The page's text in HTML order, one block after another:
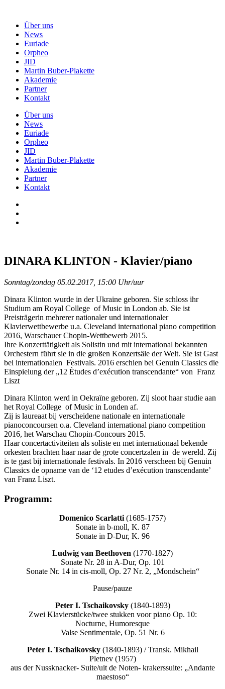
Über uns
News
Euriade
Orpheo
JID
Martin Buber-Plakette
Akademie
Partner
Kontakt
Über uns
News
Euriade
Orpheo
JID
Martin Buber-Plakette
Akademie
Partner
Kontakt
DINARA KLINTON - Klavier/piano
Sonntag/zondag 05.02.2017, 15:00 Uhr/uur
Dinara Klinton wurde in der Ukraine geboren. Sie schloss ihr
Studium am Royal College of Music in London ab. Sie ist
Preisträgerin mehrerer nationaler und internationaler
Klavierwettbewerbe u.a. Cleveland international piano competition
2016, Warschauer Chopin-Wettbewerb 2015.
Ihre Konzerttätigkeit als Solistin und mit international bekannten
Orchestern führt sie in die großen Konzertsäle der Welt. Sie ist Gast
bei internationalen Festivals. 2016 erschien bei Genuin Classics die
Einspielung der „12 Ètudes d’exécution transcendante“ von Franz
Liszt
Dinara Klinton werd in Oekraïne geboren. Zij sloot haar studie aan
het Royal College of Music in Londen af.
Zij is laureaat bij verscheidene nationale en internationale
pianoconcoursen o.a. Cleveland international piano competition
2016, het Warschau Chopin-Concours 2015.
Haar concertactiviteiten als soliste en met internationaal bekende
orkesten brachten haar naar de grote concertzalen in de wereld. Zij
is te gast bij internationale festivals. In 2016 verscheen bij Genuin
Classics de opname van de ‘12 etudes d’exécution transcendante’
van Franz Liszt.
Programm:
Domenico Scarlatti (1685-1757)
Sonate in b-moll, K. 87
Sonate in D-Dur, K. 96
Ludwig van Beethoven (1770-1827)
Sonate Nr. 28 in A-Dur, Op. 101
Sonate Nr. 14 in cis-moll, Op. 27 Nr. 2, „Mondschein“
Pause/pauze
Peter I. Tschaikovsky (1840-1893)
Zwei Klavierstücke/twee stukken voor piano Op. 10:
Nocturne, Humoresque
Valse Sentimentale, Op. 51 Nr. 6
Peter I. Tschaikovsky (1840-1893) / Transk. Mikhail
Pletnev (1957)
aus der Nussknacker- Suite/uit de Noten- krakerssuite: „Andante
maestoso“